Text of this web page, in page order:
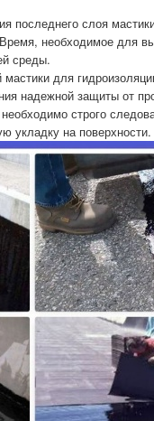
последнего слоя
необходимое для
среды.
для
надежной защиты от
строго
укладку на поверхности.